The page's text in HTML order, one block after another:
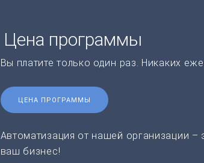
Цена программы
Вы платите только один раз. Никаких
ЦЕНА ПРОГРАММЫ
Автоматизация от нашей организации –
ваш бизнес!